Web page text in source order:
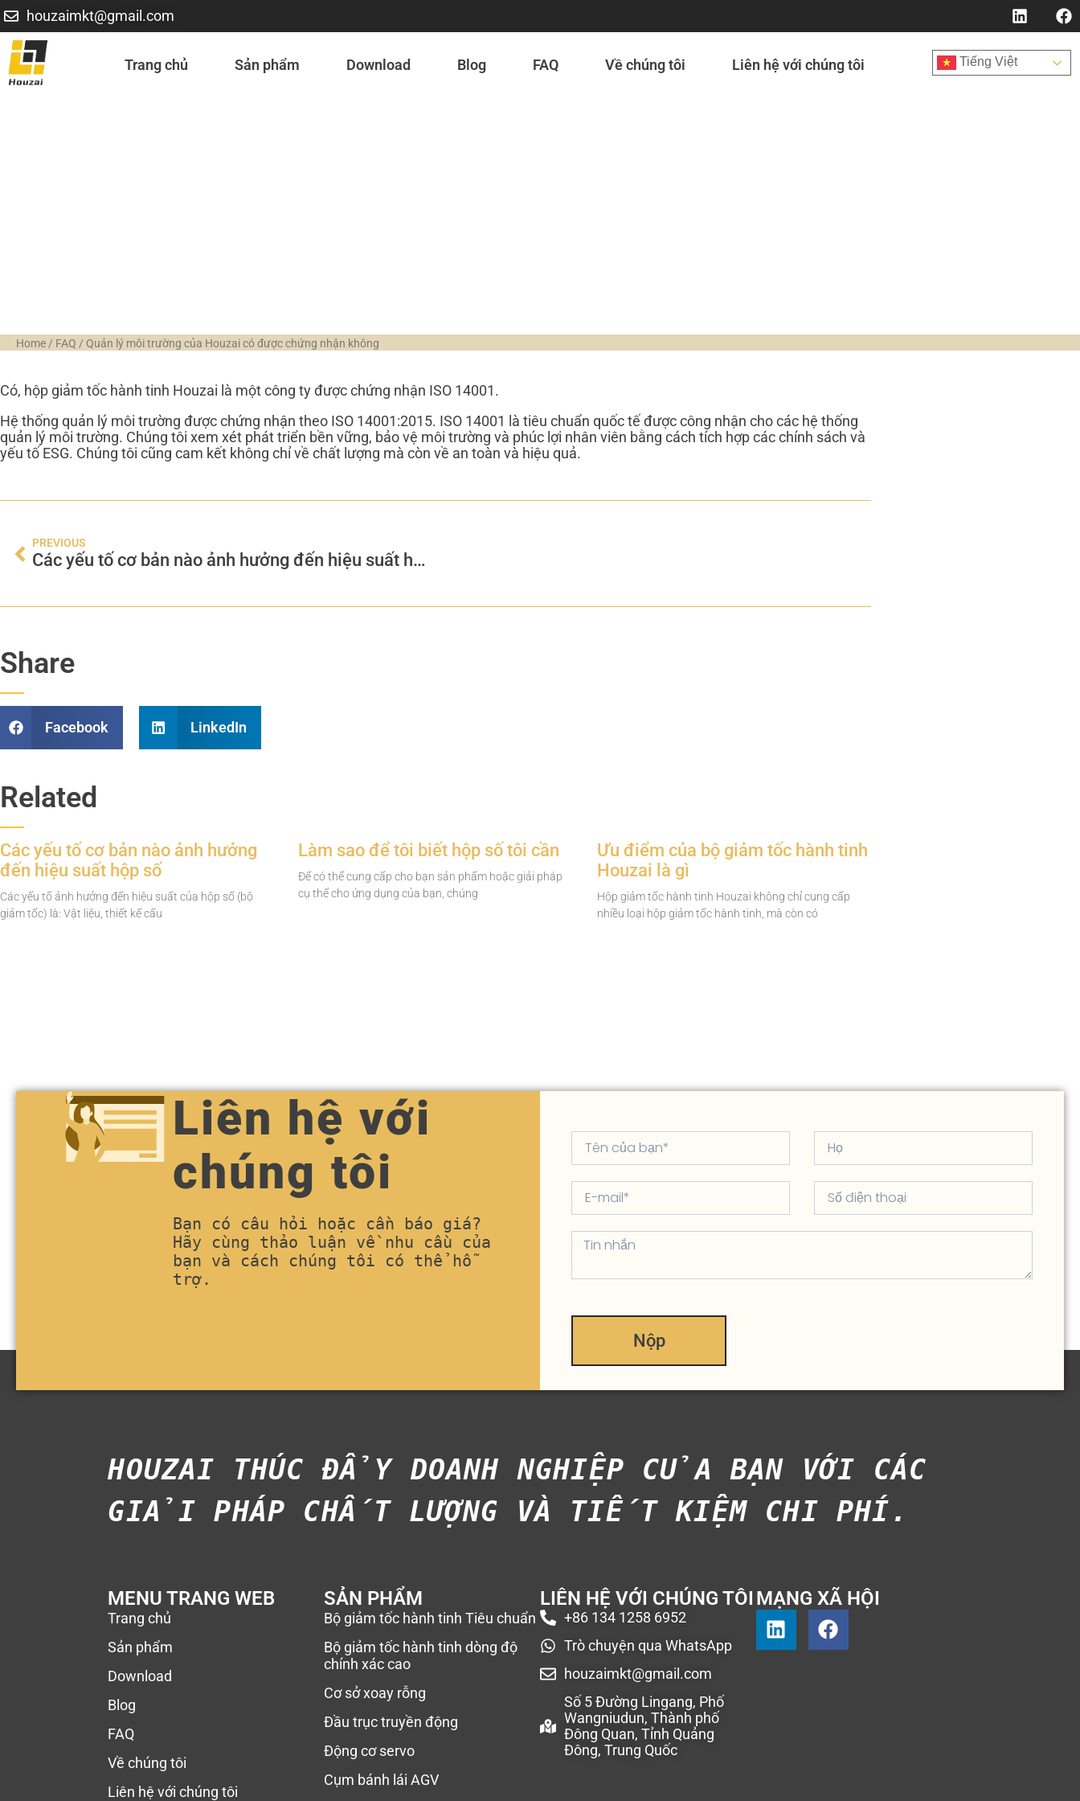
houzaimkt@gmail.com
Trang chủ Sản phẩm Download Blog FAQ Về chúng tôi Liên hệ với chúng tôi Tiếng Việt
Home / FAQ / Quản lý môi trường của Houzai có được chứng nhận không
Có, hộp giảm tốc hành tinh Houzai là một công ty được chứng nhận ISO 14001.
Hệ thống quản lý môi trường được chứng nhận theo ISO 14001:2015. ISO 14001 là tiêu chuẩn quốc tế được công nhận cho các hệ thống
quản lý môi trường. Chúng tôi xem xét phát triển bền vững, bảo vệ môi trường và phúc lợi nhân viên bằng cách tích hợp các chính sách và
yếu tố ESG. Chúng tôi cũng cam kết không chỉ về chất lượng mà còn về an toàn và hiệu quả.
PREVIOUS
Các yếu tố cơ bản nào ảnh hưởng đến hiệu suất hộp số
Share
Facebook LinkedIn
Related
Các yếu tố cơ bản nào ảnh hưởng
đến hiệu suất hộp số
Các yếu tố ảnh hưởng đến hiệu suất của hộp số (bộ
giảm tốc) là: Vật liệu, thiết kế cấu
Làm sao để tôi biết hộp số tôi cần
Để có thể cung cấp cho bạn sản phẩm hoặc giải pháp
cụ thể cho ứng dụng của bạn, chúng
Ưu điểm của bộ giảm tốc hành tinh
Houzai là gì
Hộp giảm tốc hành tinh Houzai không chỉ cung cấp
nhiều loại hộp giảm tốc hành tinh, mà còn có
Liên hệ với
chúng tôi
Bạn có câu hỏi hoặc cần báo giá?
Hãy cùng thảo luận về nhu cầu của
bạn và cách chúng tôi có thể hỗ
trợ.
Nộp
HOUZAI THÚC ĐẨY DOANH NGHIỆP CỦA BẠN VỚI CÁC
GIẢI PHÁP CHẤT LƯỢNG VÀ TIẾT KIỆM CHI PHÍ.
MENU TRANG WEB
Trang chủ
Sản phẩm
Download
Blog
FAQ
Về chúng tôi
Liên hệ với chúng tôi
SẢN PHẨM
Bộ giảm tốc hành tinh Tiêu chuẩn
Bộ giảm tốc hành tinh dòng độ
chính xác cao
Cơ sở xoay rỗng
Đầu trục truyền động
Động cơ servo
Cụm bánh lái AGV
LIÊN HỆ VỚI CHÚNG TÔI
+86 134 1258 6952
Trò chuyện qua WhatsApp
houzaimkt@gmail.com
Số 5 Đường Lingang, Phố
Wangniudun, Thành phố
Đông Quan, Tỉnh Quảng
Đông, Trung Quốc
MẠNG XÃ HỘI